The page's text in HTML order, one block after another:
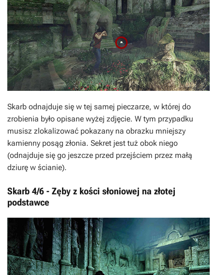
Skarb odnajduje się w tej samej pieczarze, w której do
zrobienia było opisane wyżej zdjęcie. W tym przypadku
musisz zlokalizować pokazany na obrazku mniejszy
kamienny posąg złonia. Sekret jest tuż obok niego
(odnajduje się go jeszcze przed przejściem przez małą
dziurę w ścianie).
Skarb 4/6 - Zęby z kości słoniowej na złotej
podstawce